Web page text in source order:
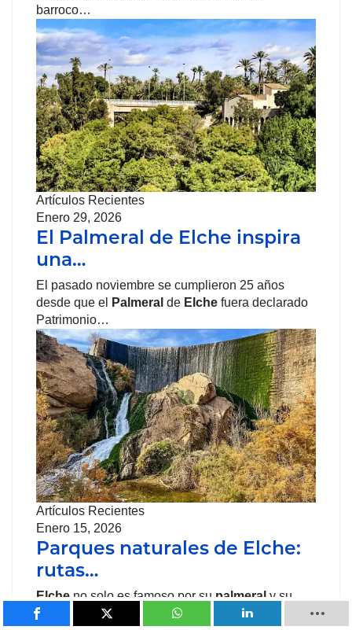
barroco…
Artículos Recientes
Enero 29, 2026
El Palmeral de Elche inspira
una…
El pasado noviembre se cumplieron 25 años
desde que el
Palmeral de Elche fuera declarado
Patrimonio…
Artículos Recientes
Enero 15, 2026
Parques naturales de Elche:
rutas…
Elche no solo es famoso por su palmeral y su
historia cultural, sino también por sus parques…